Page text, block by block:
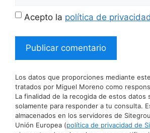
Acepto la política de privacidad
Los datos que proporciones mediante
tratados por Miguel Moreno como
La finalidad de la recogida de estos datos
solamente para responder a tu consulta.
almacenados en los servidores de
Unión Europea (política de privacidad de